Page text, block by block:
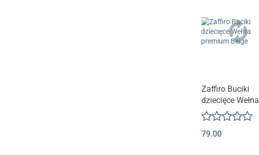
Zaffiro Buciki
dziecięce Wełna
premium Beige
79.00